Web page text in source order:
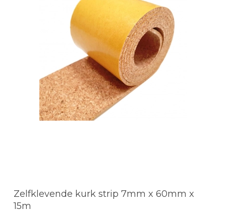
Zelfklevende kurk strip 7mm x 60mm x
15m